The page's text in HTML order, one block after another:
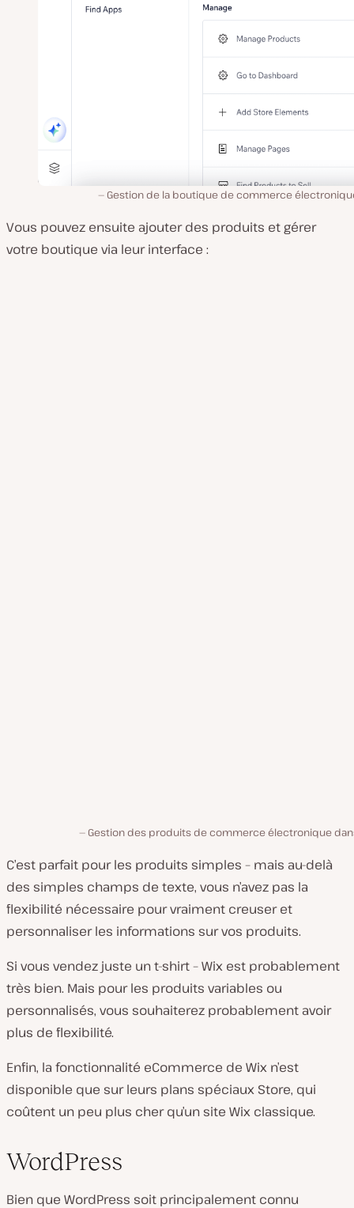
Gestion de la boutique de commerce
Vous pouvez ensuite ajouter des produits et gérer
votre boutique via leur interface :
Gestion des produits de commerce électronique
C’est parfait pour les produits simples – mais au-delà
des simples champs de texte, vous n’avez pas la
flexibilité nécessaire pour vraiment creuser et
personnaliser les informations sur vos produits.
Si vous vendez juste un t-shirt – Wix est probablement
très bien. Mais pour les produits variables ou
personnalisés, vous souhaiterez probablement avoir
plus de flexibilité.
Enfin, la fonctionnalité eCommerce de Wix n’est
disponible que sur leurs plans spéciaux Store, qui
coûtent un peu plus cher qu’un site Wix classique.
WordPress
Bien que WordPress soit principalement connu